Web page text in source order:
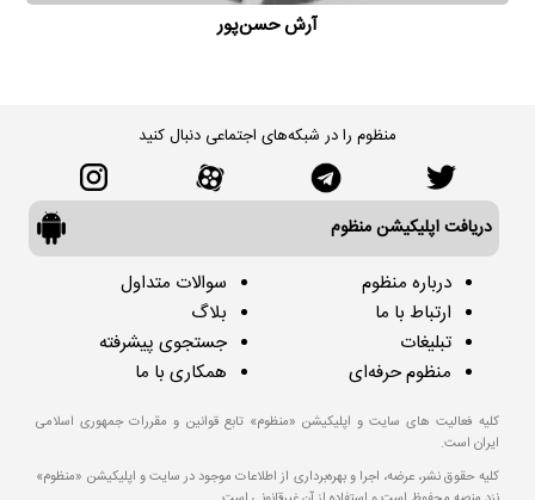
آرش حسن‌پور
منظوم را در شبکه‌های اجتماعی دنبال کنید
دریافت اپلیکیشن منظوم
درباره منظوم
ارتباط با ما
تبلیغات
منظوم حرفه‌ای
سوالات متداول
بلاگ
جستجوی پیشرفته
همکاری با ما
کلیه فعالیت های سایت و اپلیکیشن «منظوم» تابع قوانین و مقررات جمهوری اسلامی
ایران است.
کلیه حقوق نشر، عرضه، اجرا و بهره‌برداری از اطلاعات موجود در سایت و اپلیکیشن «منظوم»